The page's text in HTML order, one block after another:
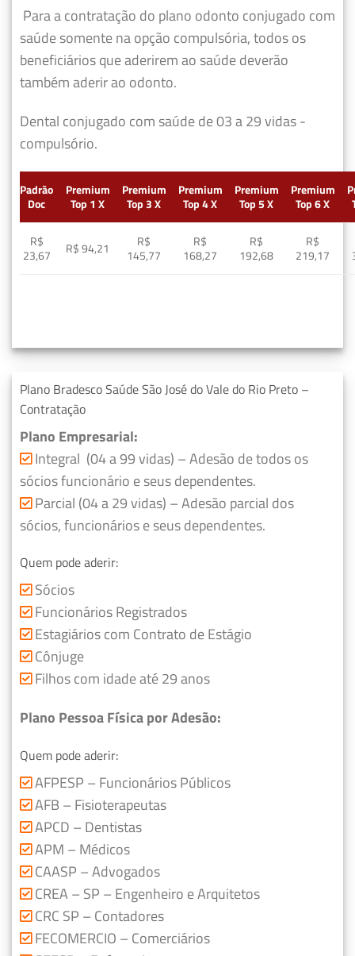
Para a contratação do plano odonto conjugado com
saúde somente na opção compulsória, todos os
beneficiários que aderirem ao saúde deverão
também aderir ao odonto.
Dental conjugado com saúde de 03 a 29 vidas -
compulsório.
Padrão
Doc
Premium
Top 1 X
Premium
Top 3 X
Premium
Top 4 X
Premium
Top 5 X
Premium
Top 6 X
R$
23,67
R$ 94,21
R$
145,77
R$
168,27
R$
192,68
R$
219,17
Plano Bradesco Saúde São José do Vale do Rio Preto –
Contratação
Plano Empresarial:
Integral (04 a 99 vidas) – Adesão de todos os
sócios funcionário e seus dependentes.
Parcial (04 a 29 vidas) – Adesão parcial dos
sócios, funcionários e seus dependentes.
Quem pode aderir:
Sócios
Funcionários Registrados
Estagiários com Contrato de Estágio
Cônjuge
Filhos com idade até 29 anos
Plano Pessoa Física por Adesão:
Quem pode aderir:
AFPESP – Funcionários Públicos
AFB – Fisioterapeutas
APCD – Dentistas
APM – Médicos
CAASP – Advogados
CREA – SP – Engenheiro e Arquitetos
CRC SP – Contadores
FECOMERCIO – Comerciários